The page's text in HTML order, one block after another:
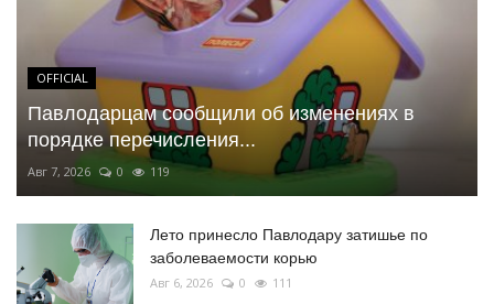
OFFICIAL
Павлодарцам сообщили об изменениях в
порядке перечисления...
Авг 7, 2026 0 119
Лето принесло Павлодару затишье по
заболеваемости корью
Авг 6, 2026 0 111